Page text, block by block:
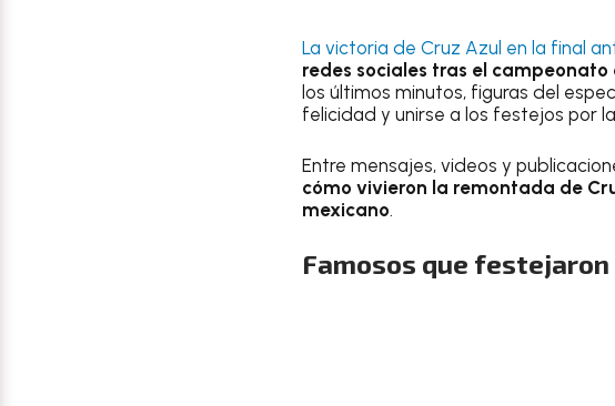
La victoria de Cruz Azul en la final
redes sociales tras el campeonato
los últimos minutos, figuras del
felicidad y unirse a los festejos por
Entre mensajes, videos y
cómo vivieron la remontada de
mexicano.
Famosos que